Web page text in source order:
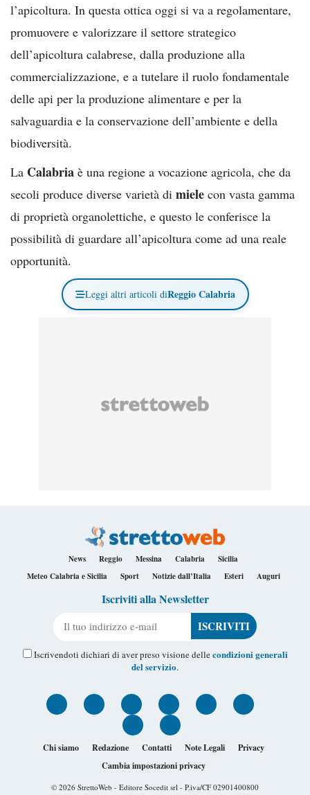
l’apicoltura. In questa ottica oggi si va a regolamentare,
promuovere e valorizzare il settore strategico
dell’apicoltura calabrese, dalla produzione alla
commercializzazione, e a tutelare il ruolo fondamentale
delle api per la produzione alimentare e per la
salvaguardia e la conservazione dell’ambiente e della
biodiversità.
La Calabria è una regione a vocazione agricola, che da
secoli produce diverse varietà di miele con vasta gamma
di proprietà organolettiche, e questo le conferisce la
possibilità di guardare all’apicoltura come ad una reale
opportunità.
Leggi altri articoli diReggio Calabria
News Reggio Messina Calabria
Sicilia
Meteo Calabria e Sicilia
Sport Notizie dall’Italia Esteri Auguri
Iscriviti alla Newsletter
Iscrivendoti dichiari di aver preso visione dellecondizioni generali
del servizio.
Chi siamo Redazione Contatti Note Legali
Privacy
Cambia impostazioni privacy
© 2026 StrettoWeb - Editore Socedit srl - P.iva/CF 02901400800